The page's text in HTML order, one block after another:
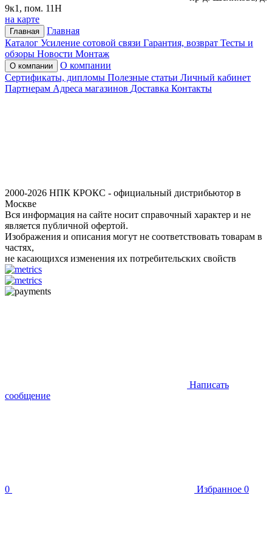
9к1, пом. 11Н
на карте
Главная
Главная
Каталог Усиление сотовой связи Гарантия, возврат Тесты и
обзоры Новости Монтаж
О компании
О компании
Сертификаты, дипломы Полезные статьи Личный кабинет
Партнерам Адреса магазинов Доставка Контакты
2000-2026 НПК КРОКС - официальный дистрибьютор в
Москве
Вся информация на сайте носит справочный характер и не
является публичной офертой.
Изображения и описания могут не соответствовать товарам в
частях,
не касающихся изменения их потребительских свойств
Написать
сообщение
0 Избранное 0